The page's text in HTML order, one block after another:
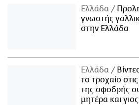
Ελλάδα
γνωστής
στην Ελλάδα
Ελλάδα
το τροχαίο
της σφοδρής
μητέρα και γιος